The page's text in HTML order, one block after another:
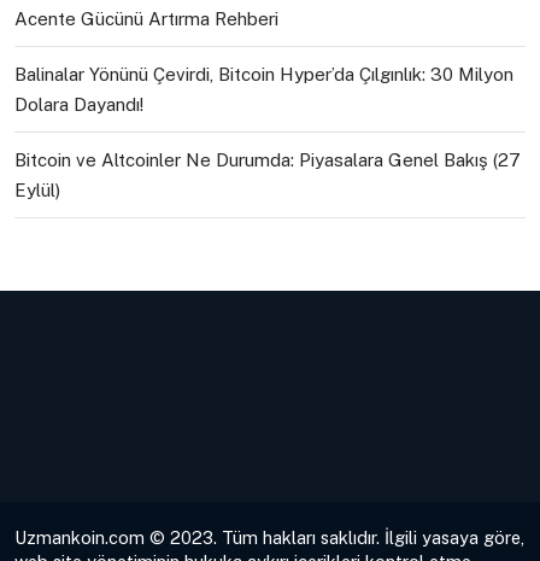
Acente Gücünü Artırma Rehberi
Balinalar Yönünü Çevirdi, Bitcoin Hyper’da Çılgınlık: 30 Milyon
Dolara Dayandı!
Bitcoin ve Altcoinler Ne Durumda: Piyasalara Genel Bakış (27
Eylül)
Uzmankoin.com © 2023. Tüm hakları saklıdır. İlgili yasaya göre,